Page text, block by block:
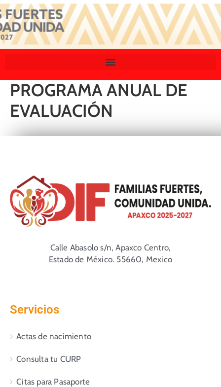
PROGRAMA ANUAL DE
EVALUACIÓN
Calle Abasolo s/n, Apaxco Centro,
Estado de México. 55660, Mexico
Servicios
Actas de nacimiento
Consulta tu CURP
Citas para Pasaporte